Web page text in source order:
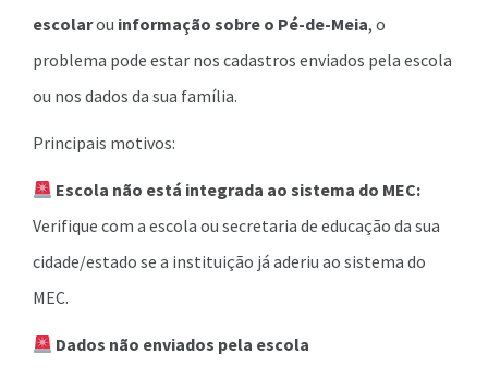
escolarou informação sobre o Pé-de-Meia, o
problema pode estar nos cadastros enviados pela escola
ou nos dados da sua família.
Principais motivos:
Escola não está integrada ao sistema do MEC:
Verifique com a escola ou secretaria de educação da sua
cidade/estado se a instituição já aderiu ao sistema do
MEC.
Dados não enviados pela escola